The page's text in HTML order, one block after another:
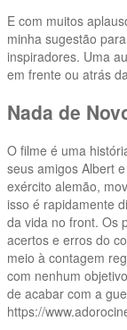
E com muitos
minha sugestão
inspiradores. Uma
em frente ou atrás
Nada de
O filme é uma
seus amigos Albert
exército alemão,
isso é rapidamente
da vida no front. Os
acertos e erros do
meio à contagem
com nenhum
de acabar com a
https://